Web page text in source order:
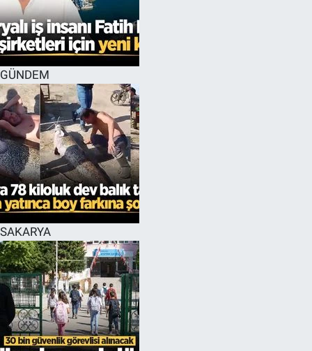
GÜNDEM
SAKARYA
EĞİTİM
ÖZEL HABER
HALK54 PANORAMA